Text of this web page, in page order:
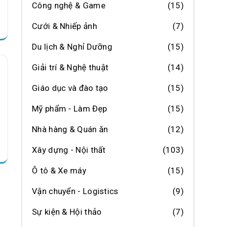
Công nghệ & Game (15)
Cưới & Nhiếp ảnh (7)
Du lịch & Nghỉ Dưỡng (15)
Giải trí & Nghệ thuật (14)
Giáo dục và đào tạo (15)
Mỹ phẩm - Làm Đẹp (15)
Nhà hàng & Quán ăn (12)
Xây dựng - Nội thất (103)
Ô tô & Xe máy (15)
Vận chuyển - Logistics (9)
Sự kiện & Hội thảo (7)